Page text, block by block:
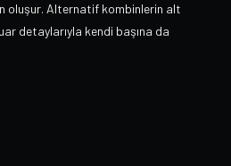
oluşur. Alternatif kombinlerin alt
detaylarıyla kendi başına da